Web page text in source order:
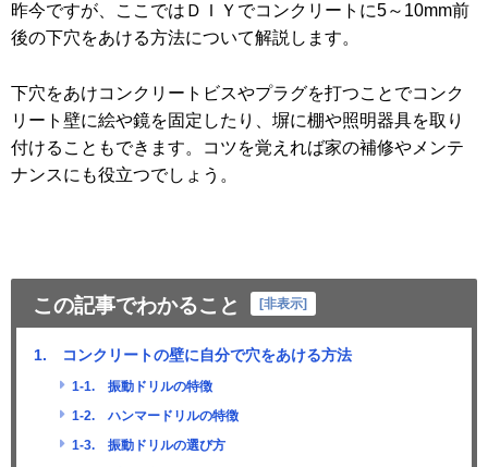
昨今ですが、ここではＤＩＹでコンクリートに5～10mm前
後の下穴をあける方法について解説します。
下穴をあけコンクリートビスやプラグを打つことでコンク
リート壁に絵や鏡を固定したり、塀に棚や照明器具を取り
付けることもできます。コツを覚えれば家の補修やメンテ
ナンスにも役立つでしょう。
この記事でわかること [非表示]
1. コンクリートの壁に自分で穴をあける方法
1-1. 振動ドリルの特徴
1-2. ハンマードリルの特徴
1-3. 振動ドリルの選び方